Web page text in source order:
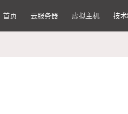
首页 云服务器 虚拟主机 技